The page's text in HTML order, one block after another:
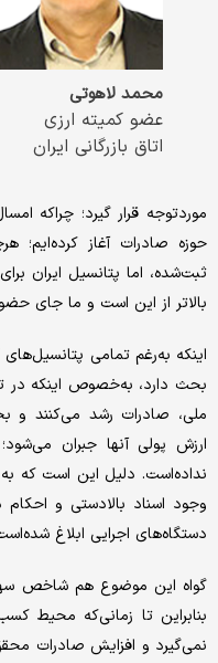
محمد لاهوتی
عضو کمیته ارزی
اتاق بازرگانی ایران
حوزه صادرات آغاز کرده‌‌‌‌ایم؛
ثبت‌شده، اما پتانسیل ایران
بالاتر از این است و ما جای
اینکه به‌رغم تمامی
بحث دارد، به‌خصوص اینکه در
ملی، صادرات رشد می‌کنند و
ارزش پولی آنها جبران
نداده‌است. دلیل این است که
وجود اسناد بالادستی و
دستگاه‌های اجرایی ابلاغ
بنابراین تا زمانی‌که محیط
نمی‌گیرد و افزایش صادرات